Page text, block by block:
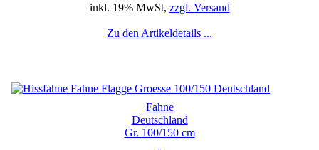
inkl. 19% MwSt, zzgl. Versand
Zu den Artikeldetails ...
Fahne
Deutschland
Gr. 100/150 cm